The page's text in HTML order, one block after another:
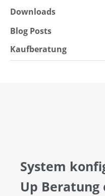
Downloads
Blog Posts
Kaufberatung
System
Up Beratung